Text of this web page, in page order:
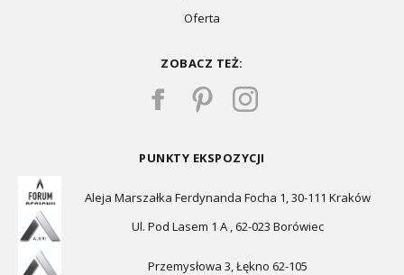
Oferta
ZOBACZ TEŻ:
PUNKTY EKSPOZYCJI
Aleja Marszałka Ferdynanda Focha 1, 30-111 Kraków
Ul. Pod Lasem 1 A , 62-023 Borówiec
Przemysłowa 3, Łękno 62-105